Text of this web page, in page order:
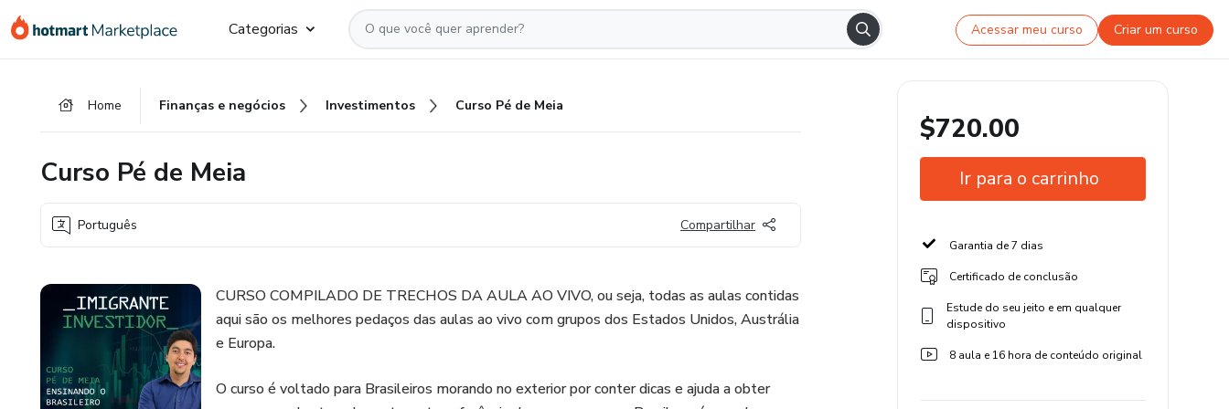
para
para
para
Categorias Acessar meu curso Criar um curso
Home Finanças e negócios Investimentos Curso Pé de Meia
Curso Pé de Meia
Português Compartilhar
CURSO COMPILADO DE TRECHOS DA AULA AO VIVO, ou seja, todas as aulas contidas
aqui são os melhores pedaços das aulas ao vivo com grupos dos Estados Unidos, Austrália
e Europa.
O curso é voltado para Brasileiros morando no exterior por conter dicas e ajuda a obter
$720.00
Ir para o carrinho
Garantia de 7 dias
Certificado de conclusão
Estude do seu jeito e em qualquer
dispositivo
8 aula e 16 hora de conteúdo original